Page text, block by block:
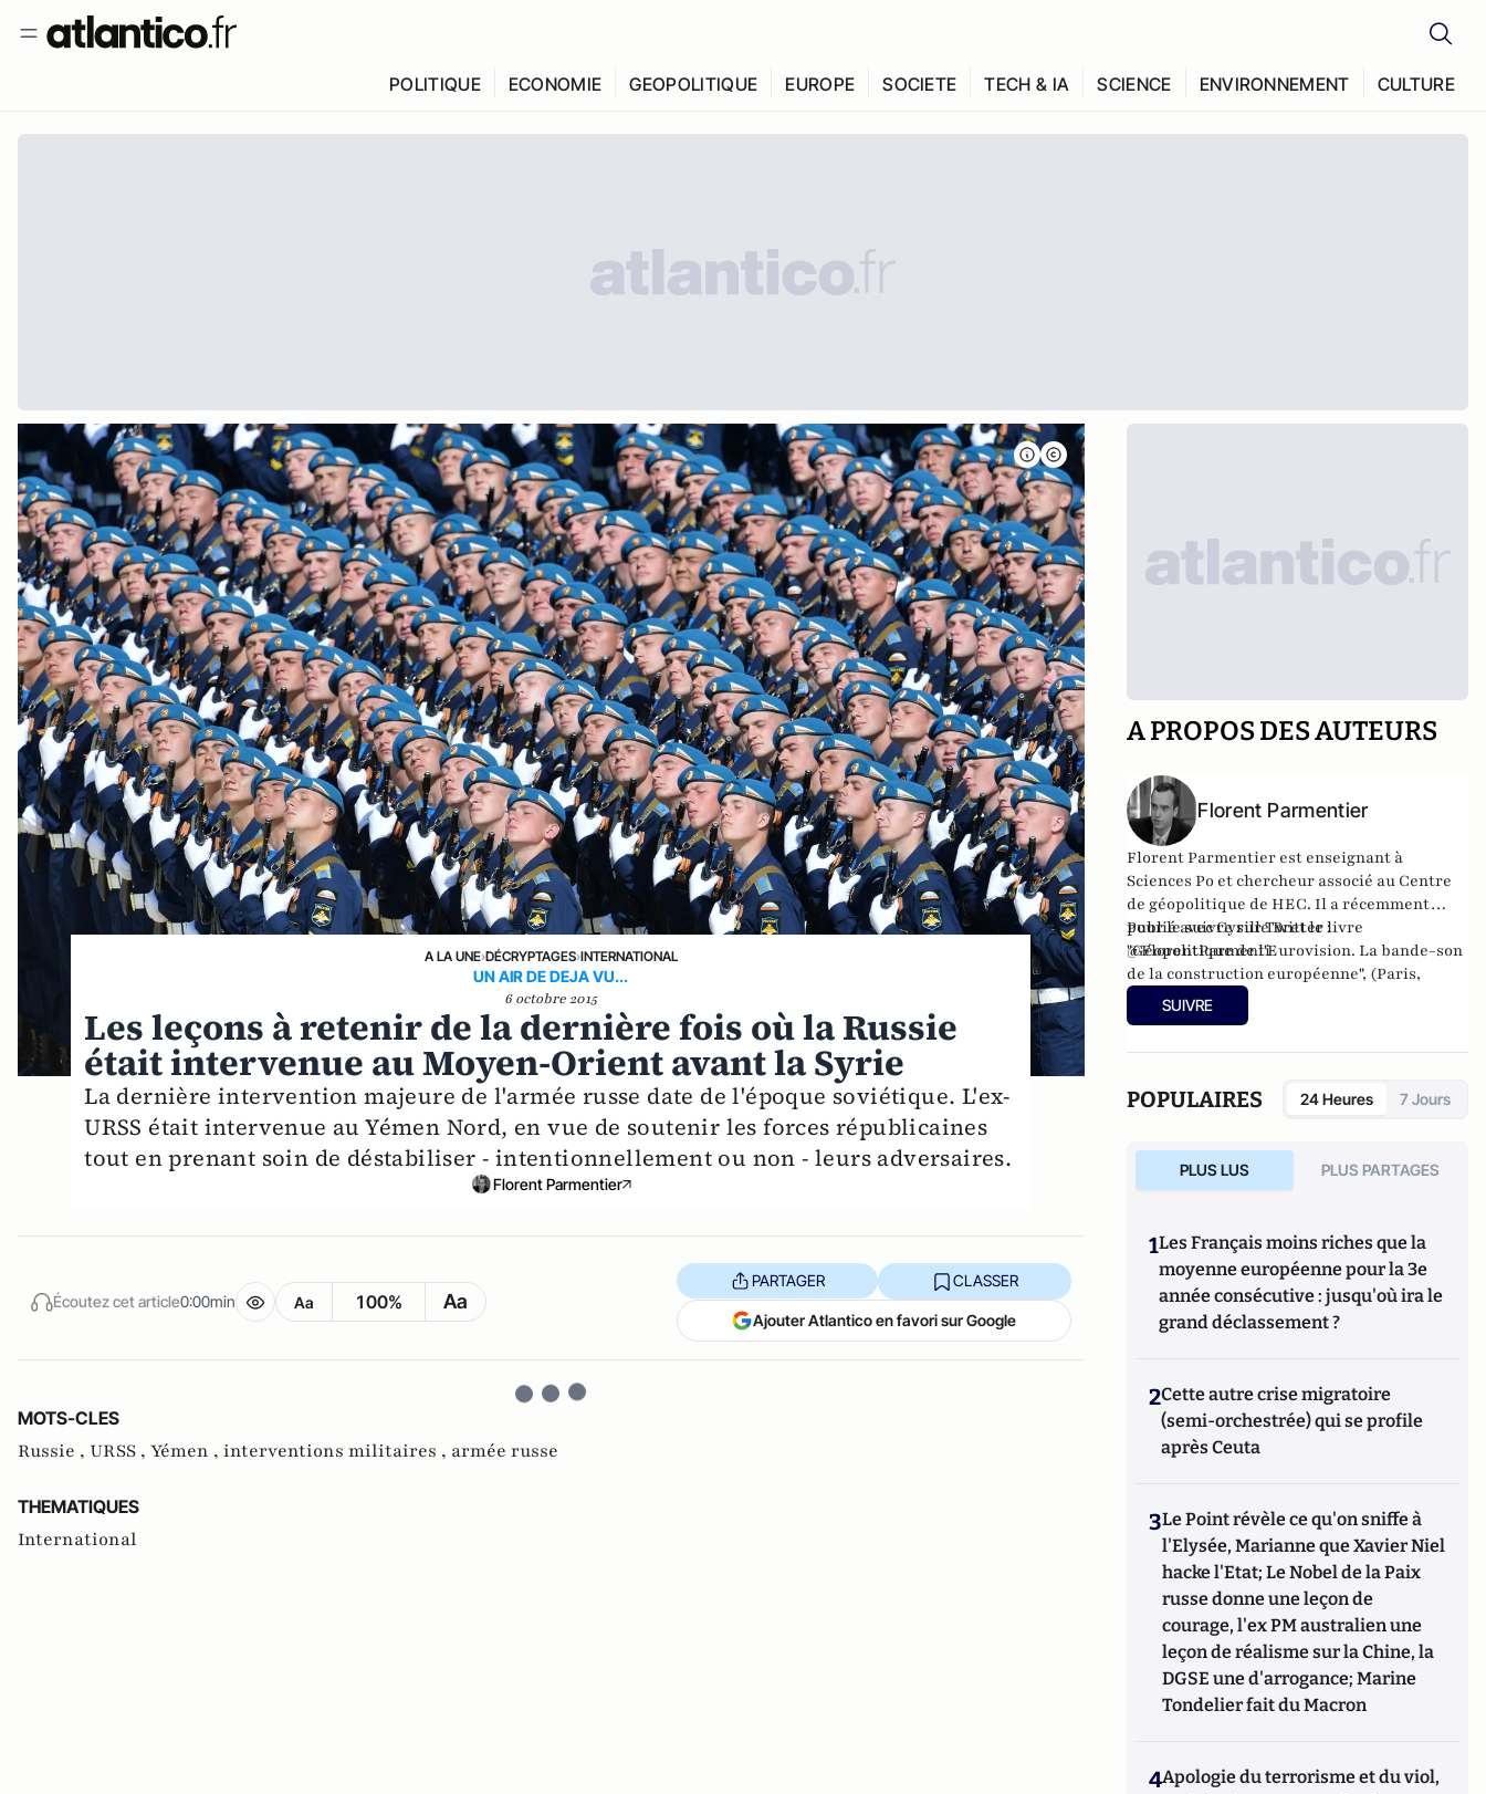
POLITIQUE ECONOMIE GEOPOLITIQUE EUROPE SOCIETE TECH & IA SCIENCE ENVIRONNEMENT CULTURE
A LA UNE›DÉCRYPTAGES›INTERNATIONAL
UN AIR DE DEJA VU...
6 octobre 2015
Les leçons à retenir de la dernière fois où la Russie
était intervenue au Moyen-Orient avant la Syrie
La dernière intervention majeure de l'armée russe date de l'époque soviétique. L'ex-
URSS était intervenue au Yémen Nord, en vue de soutenir les forces républicaines
tout en prenant soin de déstabiliser - intentionnellement ou non - leurs adversaires.
Florent Parmentier
Écoutez cet article0:00min Aa 100% Aa
PARTAGER CLASSER
Ajouter Atlantico en favori sur Google
MOTS-CLES
Russie , URSS , Yémen , interventions militaires , armée russe
THEMATIQUES
International
A PROPOS DES AUTEURS
Florent Parmentier
Florent Parmentier est enseignant à
Sciences Po et chercheur associé au Centre
de géopolitique de HEC. Il a récemment
publié avec Cyrille Bret le livre
"Géopolitique de l'Eurovision. La bande-son
de la construction européenne", (Paris,
Studyrama, 2026) mais également
Moldavie à la croisée des mondes
Europe et Russie. Il est le créateur avec
Cyrille Bret du blog
Eurasia Prospective
Pour le suivre sur Twitter :
@FlorentParmenti
SUIVRE
POPULAIRES 24 Heures 7 Jours
PLUS LUS PLUS PARTAGES
1Les Français moins riches que la
moyenne européenne pour la 3e
année consécutive : jusqu'où ira le
grand déclassement ?
2Cette autre crise migratoire
(semi-orchestrée) qui se profile
après Ceuta
3Le Point révèle ce qu'on sniffe à
l'Elysée, Marianne que Xavier Niel
hacke l'Etat; Le Nobel de la Paix
russe donne une leçon de
courage, l'ex PM australien une
leçon de réalisme sur la Chine, la
DGSE une d'arrogance; Marine
Tondelier fait du Macron
4Apologie du terrorisme et du viol,